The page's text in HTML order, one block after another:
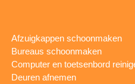
Afzuigkappen schoonmaken
Bureaus schoonmaken
Computer en toetsenbord
Deuren afnemen